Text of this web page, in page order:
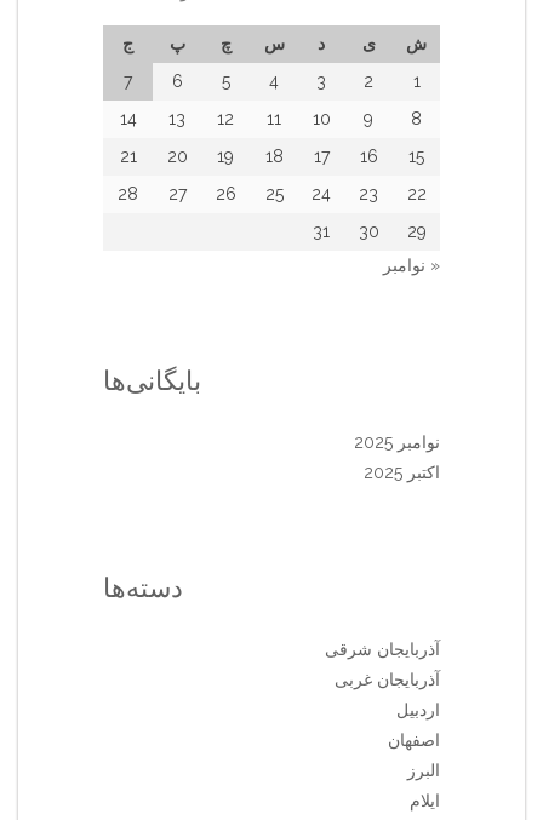
ش ی د س چ پ
ج
1
2
3
4
5
6
7
8
9
10
11
12
13
14
15
16
17
18
19
20
21
22
23
24
25
26
27
28
29
30
31
« نوامبر
بایگانی‌ها
نوامبر 2025
اکتبر 2025
دسته‌ها
آذربایجان شرقی
آذربایجان غربی
اردبیل
اصفهان
البرز
ایلام